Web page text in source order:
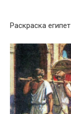
Раскраска египет